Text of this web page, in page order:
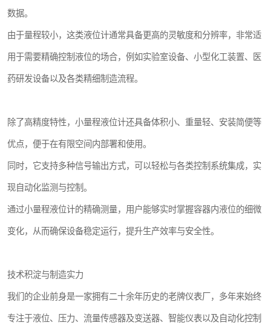
数据。
由于量程较小，这类液位计通常具备更高的灵敏度和分辨率，非常适
用于需要精确控制液位的场合，例如实验室设备、小型化工装置、医
药研发设备以及各类精细制造流程。
除了高精度特性，小量程液位计还具备体积小、重量轻、安装简便等
优点，便于在有限空间内部署和使用。
同时，它支持多种信号输出方式，可以轻松与各类控制系统集成，实
现自动化监测与控制。
通过小量程液位计的精确测量，用户能够实时掌握容器内液位的细微
变化，从而确保设备稳定运行，提升生产效率与安全性。
技术积淀与制造实力
我们的企业前身是一家拥有二十余年历史的老牌仪表厂，多年来始终
专注于液位、压力、流量传感器及变送器、智能仪表以及自动化控制